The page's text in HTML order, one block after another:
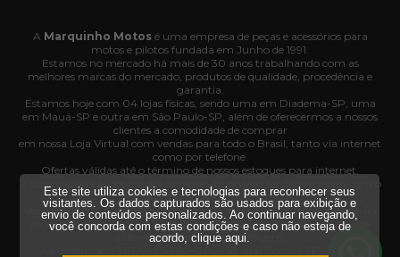
A Marquinho Motosé uma empresa de peças e acessórios para
motos e pilotos fundada em Junho de 1991.
Estamos no mercado há mais de 30 anos trabalhando com as
melhores marcas do mercado, produtos de qualidade, procedência e
garantia.
Estamos hoje com 04 lojas físicas, sendo uma em Diadema-SP, uma
em Mauá-SP e outra em São Paulo-SP, além de oferecermos a nossos
clientes a comodidade de comprar
em nossa Loja Virtual com vendas para todo o Brasil, tanto via internet
como por telefone.
Ofertas válidas até o término de nossos estoques para internet.
A disponibilidade dos produtos nesse site podem ter divergências com o
estoque das nossas lojas físicas.
Vendas sujeitas à análise e confirmação de dados e os pedidos poderão
ser cancelados automaticamente pela loja caso haja divergência de
valores, informações ou imagens.
Este site utiliza cookies e tecnologias para reconhecer seus
visitantes. Os dados capturados são usados para exibição e
envio de conteúdos personalizados. Ao continuar navegando,
você concorda com estas condições e caso não esteja de
acordo,clique aqui.